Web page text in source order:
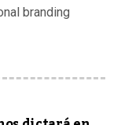
branding